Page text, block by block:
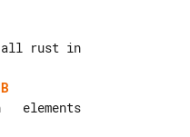
all rust in
B